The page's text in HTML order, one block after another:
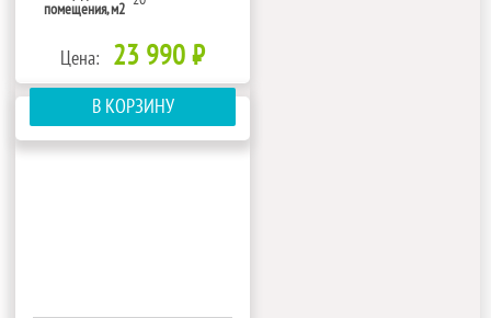
помещения, м2
Цена: 23 990 ₽
В КОРЗИНУ